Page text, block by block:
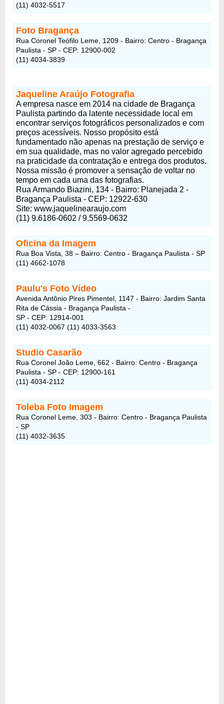
(11) 4032-5517
Foto Bragança
Rua Coronel Teófilo Leme, 1209 - Bairro: Centro - Bragança
Paulista - SP - CEP: 12900-002
(11) 4034-3839
Jaqueline Araújo Fotografia
A empresa nasce em 2014 na cidade de Bragança
Paulista partindo da latente necessidade local em
encontrar serviços fotográficos personalizados e com
preços acessíveis. Nosso propósito está
fundamentado não apenas na prestação de serviço e
em sua qualidade, mas no valor agregado percebido
na praticidade da contratação e entrega dos produtos.
Nossa missão é promover a sensação de voltar no
tempo em cada uma das fotografias.
Rua Armando Biazini, 134 - Bairro: Planejada 2 -
Bragança Paulista - CEP: 12922-630
Site: www.jaquelinearaujo.com
(11) 9.6186-0602 / 9.5569-0632
Oficina da Imagem
Rua Boa Vista, 38 – Bairro: Centro - Bragança Paulista - SP
(11) 4662-1078
Paulu's Foto Vídeo
Avenida Antônio Pires Pimentel, 1147 - Bairro: Jardim Santa
Rita de Cássia - Bragança Paulista -
SP - CEP: 12914-001
(11) 4032-0067 (11) 4033-3563
Studio Casarão
Rua Coronel João Leme, 662 - Bairro: Centro - Bragança
Paulista - SP - CEP: 12900-161
(11) 4034-2112
Toleba Foto Imagem
Rua Coronel Leme, 303 - Bairro: Centro - Bragança Paulista
- SP
(11) 4032-3635